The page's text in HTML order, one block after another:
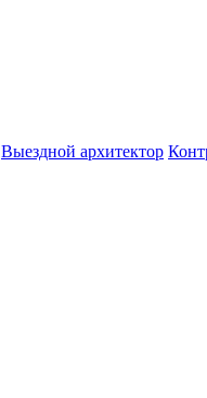
Выездной архитектор